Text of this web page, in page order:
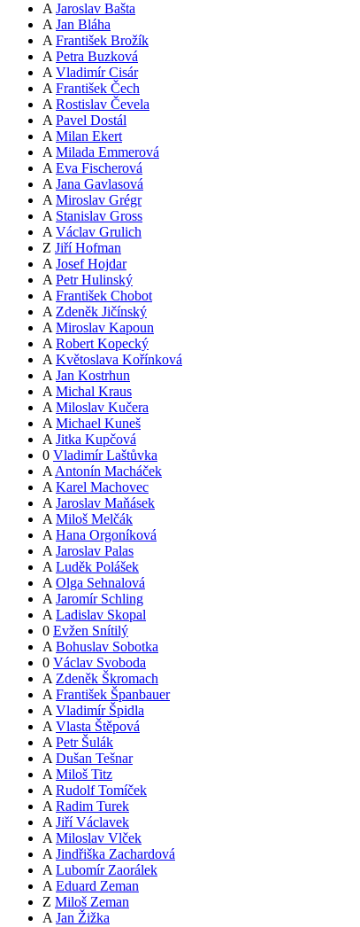
A Jaroslav Bašta
A Jan Bláha
A František Brožík
A Petra Buzková
A Vladimír Cisár
A František Čech
A Rostislav Čevela
A Pavel Dostál
A Milan Ekert
A Milada Emmerová
A Eva Fischerová
A Jana Gavlasová
A Miroslav Grégr
A Stanislav Gross
A Václav Grulich
Z Jiří Hofman
A Josef Hojdar
A Petr Hulinský
A František Chobot
A Zdeněk Jičínský
A Miroslav Kapoun
A Robert Kopecký
A Květoslava Kořínková
A Jan Kostrhun
A Michal Kraus
A Miloslav Kučera
A Michael Kuneš
A Jitka Kupčová
0 Vladimír Laštůvka
A Antonín Macháček
A Karel Machovec
A Jaroslav Maňásek
A Miloš Melčák
A Hana Orgoníková
A Jaroslav Palas
A Luděk Polášek
A Olga Sehnalová
A Jaromír Schling
A Ladislav Skopal
0 Evžen Snítilý
A Bohuslav Sobotka
0 Václav Svoboda
A Zdeněk Škromach
A František Španbauer
A Vladimír Špidla
A Vlasta Štěpová
A Petr Šulák
A Dušan Tešnar
A Miloš Titz
A Rudolf Tomíček
A Radim Turek
A Jiří Václavek
A Miloslav Vlček
A Jindřiška Zachardová
A Lubomír Zaorálek
A Eduard Zeman
Z Miloš Zeman
A Jan Žižka